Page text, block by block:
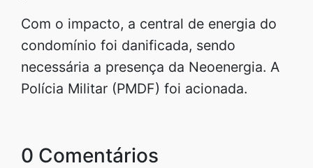
Com o impacto, a central de energia do
condomínio foi danificada, sendo
necessária a presença da Neoenergia. A
Polícia Militar (PMDF) foi acionada.
0 Comentários